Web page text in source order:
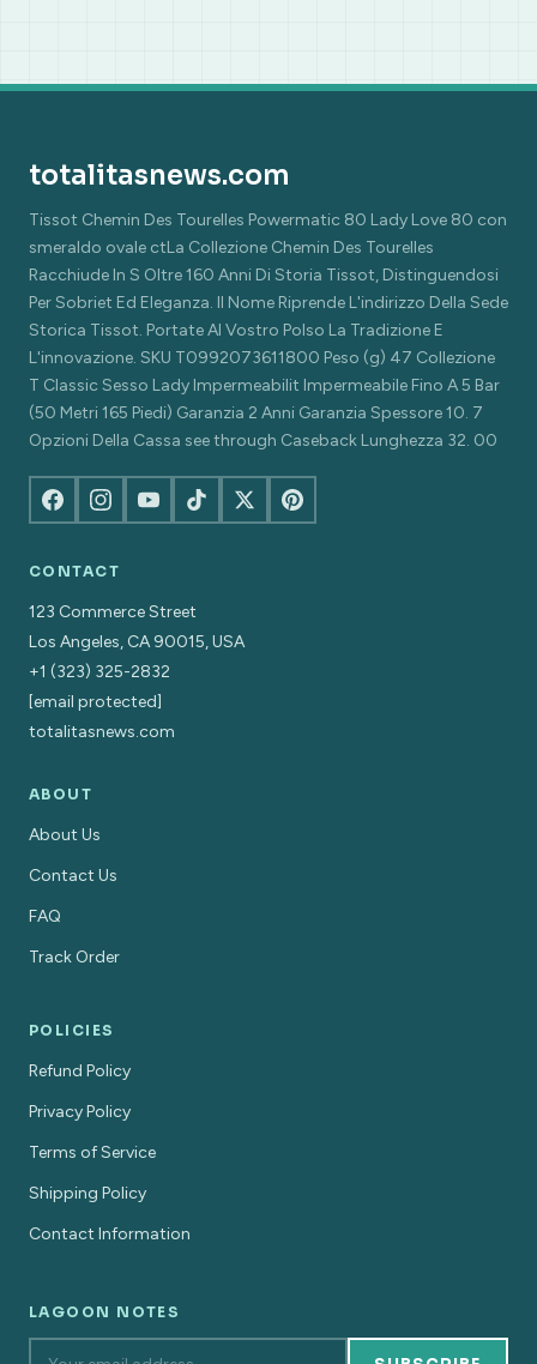
totalitasnews.com
Tissot Chemin Des Tourelles Powermatic 80 Lady Love 80 con
smeraldo ovale ctLa Collezione Chemin Des Tourelles
Racchiude In S Oltre 160 Anni Di Storia Tissot, Distinguendosi
Per Sobriet Ed Eleganza. Il Nome Riprende L'indirizzo Della Sede
Storica Tissot. Portate Al Vostro Polso La Tradizione E
L'innovazione. SKU T0992073611800 Peso (g) 47 Collezione
T Classic Sesso Lady Impermeabilit Impermeabile Fino A 5 Bar
(50 Metri 165 Piedi) Garanzia 2 Anni Garanzia Spessore 10. 7
Opzioni Della Cassa see through Caseback Lunghezza 32. 00
CONTACT
123 Commerce Street
Los Angeles, CA 90015, USA
+1 (323) 325-2832
[email protected]
totalitasnews.com
ABOUT
About Us
Contact Us
FAQ
Track Order
POLICIES
Refund Policy
Privacy Policy
Terms of Service
Shipping Policy
Contact Information
LAGOON NOTES